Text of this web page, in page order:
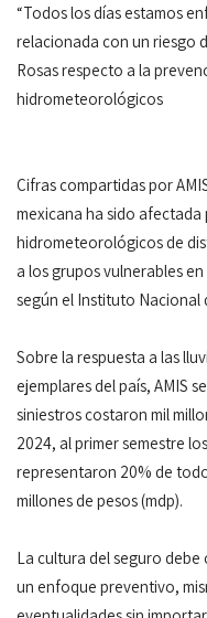
“Todos los días estamos
relacionada con un riesgo
Rosas respecto a la
hidrometeorológicos
Cifras compartidas por
mexicana ha sido afectada
hidrometeorológicos de
a los grupos vulnerables
según el Instituto Nacional
Sobre la respuesta a las
ejemplares del país, AMIS
siniestros costaron mil
2024, al primer semestre
representaron 20% de
millones de pesos (mdp).
La cultura del seguro
un enfoque preventivo,